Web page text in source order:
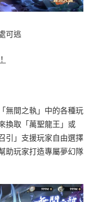
可逃
無間之執」中的各種玩
換取「萬聖龍王」或
引」支援玩家自由選擇
助玩家打造專屬夢幻隊